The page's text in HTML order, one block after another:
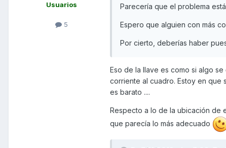
Usuarios
5
Parecería que el problema
Espero que alguien con más
Por cierto, deberías haber
Eso de la llave es como si algo
corriente al cuadro. Estoy en que
es barato ....
Respecto a lo de la ubicación de
que parecía lo más adecuado